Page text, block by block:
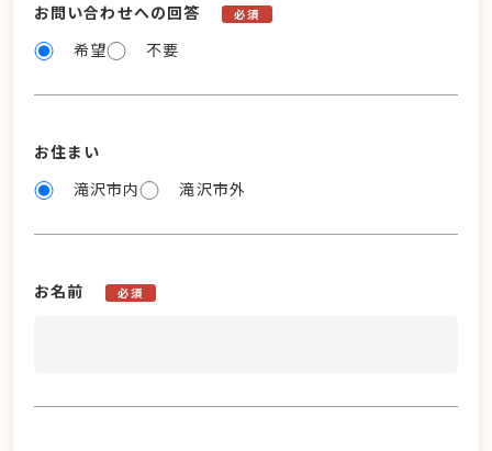
お問い合わせへの回答 必須
希望 不要
お住まい
滝沢市内
滝沢市外
お名前 必須